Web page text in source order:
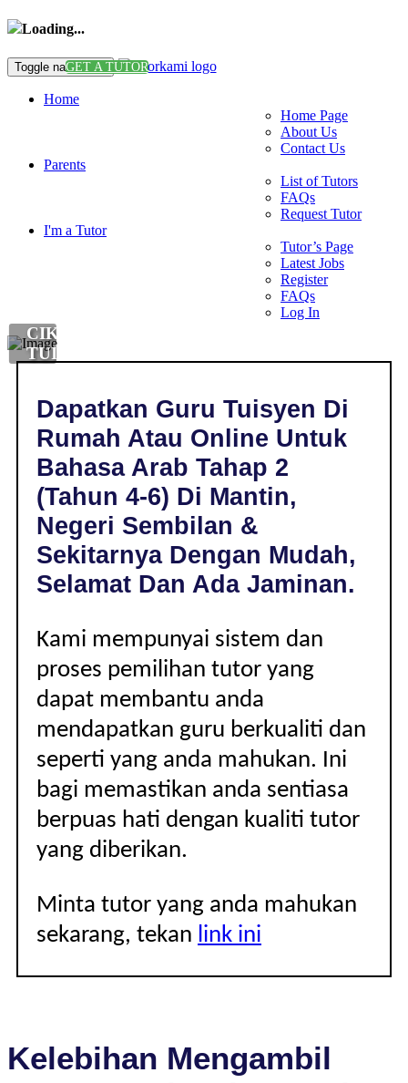
Loading...
Toggle navigationGET A TUTOR
Home
Home Page
About Us
Contact Us
Parents
List of Tutors
FAQs
Request Tutor
I'm a Tutor
Tutor’s Page
Latest Jobs
Register
FAQs
Log In
CIKGU
TUISYEN
DI
MANTIN,
NEGERI
SEMBILAN
TAHAP
(TAHUN
4-
6)
Dapatkan Guru Tuisyen Di
Rumah Atau Online Untuk
Bahasa Arab Tahap 2
(Tahun 4-6) Di Mantin,
Negeri Sembilan &
Sekitarnya Dengan Mudah,
Selamat Dan Ada Jaminan.
Kami mempunyai sistem dan
proses pemilihan tutor yang
dapat membantu anda
mendapatkan guru berkualiti dan
seperti yang anda mahukan. Ini
bagi memastikan anda sentiasa
berpuas hati dengan kualiti tutor
yang diberikan.
Minta tutor yang anda mahukan
sekarang, tekan link ini
Kelebihan Mengambil